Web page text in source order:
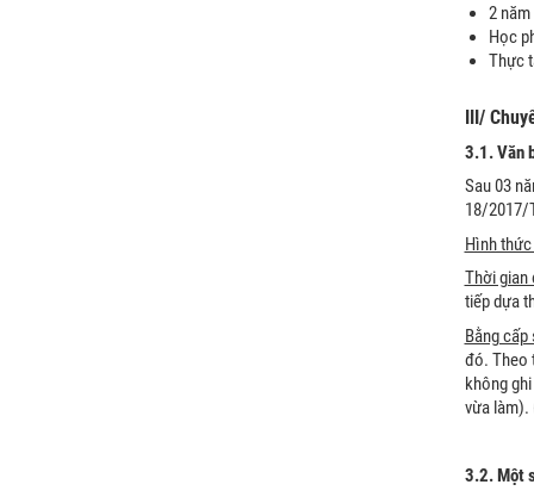
2
Học
Thực
III/
3.1. Văn
Sau 03
18/2017/
Hình
Thời gian
tiếp dựa
Bằng
đó. Theo
không
vừa làm).
3.2. Một